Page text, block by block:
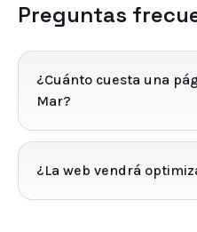
Preguntas
¿Cuánto cuesta una
Mar?
¿La web vendrá